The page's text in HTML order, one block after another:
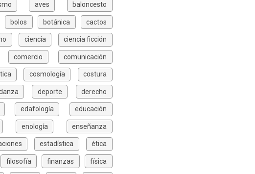
aves baloncesto
bolos botánica cactos
ciencia ciencia ficción
comercio comunicación
cosmología costura
deporte derecho
edafología educación
enología enseñanza
estadística ética
filosofía finanzas física